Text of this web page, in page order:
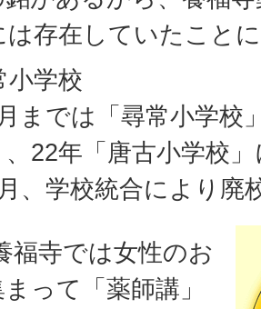
は存在していたこと
小学校
までは「尋常小学校
22年「唐古小学校
、学校統合により廃
福寺では女性のお
って「薬師講」